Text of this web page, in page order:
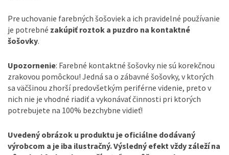
Pre uchovanie farebných šošoviek a ich pravidelné používanie
je potrebné zakúpiť roztok a puzdro na kontaktné
šošovky.
Upozornenie: Farebné kontaktné šošovky nie sú korekčnou
zrakovou pomôckou! Jedná sa o zábavné šošovky, v ktorých
sa väčšinou zhorší predovšetkým periférne videnie, preto v
nich nie je vhodné riadiť a vykonávať činnosti pri ktorých
potrebujete na 100% bezchybne vidieť!
Uvedený obrázok u produktu je oficiálne dodávaný
výrobcom a je iba ilustračný. Výsledný efekt vždy záleží na